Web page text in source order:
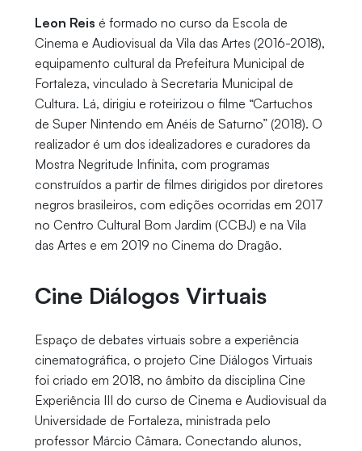
Leon Reis é formado no curso da Escola de
Cinema e Audiovisual da Vila das Artes (2016-2018),
equipamento cultural da Prefeitura Municipal de
Fortaleza, vinculado à Secretaria Municipal de
Cultura. Lá, dirigiu e roteirizou o filme “Cartuchos
de Super Nintendo em Anéis de Saturno” (2018). O
realizador é um dos idealizadores e curadores da
Mostra Negritude Infinita, com programas
construídos a partir de filmes dirigidos por diretores
negros brasileiros, com edições ocorridas em 2017
no Centro Cultural Bom Jardim (CCBJ) e na Vila
das Artes e em 2019 no Cinema do Dragão.
Cine Diálogos Virtuais
Espaço de debates virtuais sobre a experiência
cinematográfica, o projeto Cine Diálogos Virtuais
foi criado em 2018, no âmbito da disciplina Cine
Experiência III do curso de Cinema e Audiovisual da
Universidade de Fortaleza, ministrada pelo
professor Márcio Câmara. Conectando alunos,